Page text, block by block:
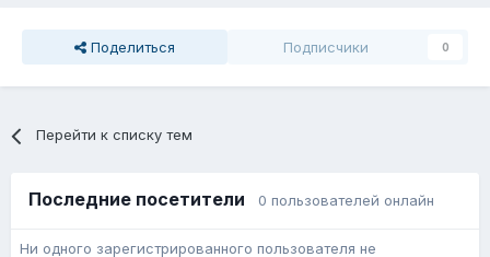
Поделиться Подписчики 0
Перейти к списку тем
Последние посетители 0 пользователей онлайн
Ни одного зарегистрированного пользователя не